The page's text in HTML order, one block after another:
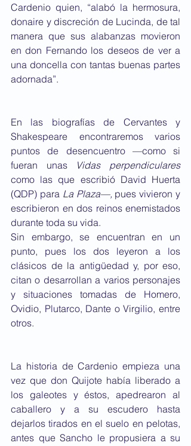
Cardenio quien, “alabó la hermosura,
donaire y discreción de Lucinda, de tal
manera que sus alabanzas movieron
en don Fernando los deseos de ver a
una doncella con tantas buenas partes
adornada”.
En las biografías de Cervantes y
Shakespeare encontraremos varios
puntos de desencuentro —como si
fueran unas
Vidas perpendiculares
como las que escribió David Huerta
(QDP) para La Plaza—, pues vivieron y
escribieron en dos reinos enemistados
durante toda su vida.
Sin embargo, se encuentran en un
punto, pues los dos leyeron a los
clásicos de la antigüedad y, por eso,
citan o desarrollan a varios personajes
y situaciones tomadas de Homero,
Ovidio, Plutarco, Dante o Virgilio, entre
otros.
La historia de Cardenio empieza una
vez que don Quijote había liberado a
los galeotes y éstos, apedrearon al
caballero y a su escudero hasta
dejarlos tirados en el suelo en pelotas,
antes que Sancho le propusiera a su